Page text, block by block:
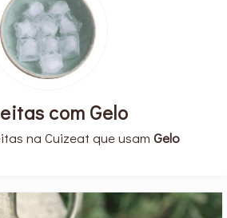
com Gelo
na Cuizeat que usam Gelo